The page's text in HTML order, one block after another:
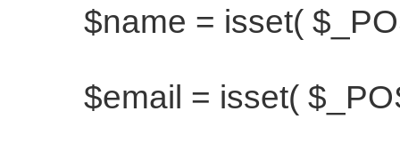
$name = isset(
$email = isset(